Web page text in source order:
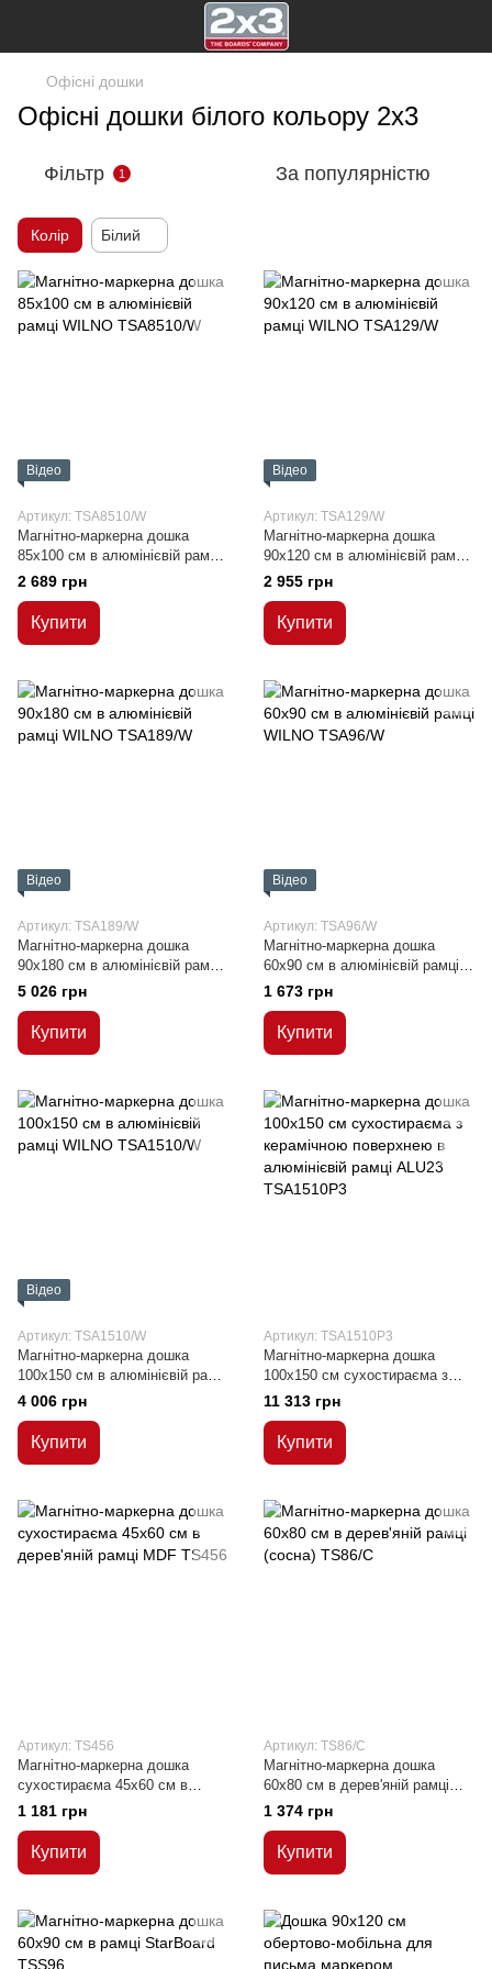
Офісні дошки
Офісні дошки білого кольору 2х3
Фільтр 1 За популярністю
Колір Білий
Відео
Артикул: TSA8510/W
Магнітно-маркерна дошка
85x100 см в алюмінієвій рамці
WILNO
2 689 грн
Купити
Відео
Артикул: TSA129/W
Магнітно-маркерна дошка
90x120 см в алюмінієвій рамці
WILNO
2 955 грн
Купити
Відео
Артикул: TSA189/W
Магнітно-маркерна дошка
90x180 см в алюмінієвій рамці
WILNO
5 026 грн
Купити
Відео
Артикул: TSA96/W
Магнітно-маркерна дошка
60x90 см в алюмінієвій рамці
WILNO
1 673 грн
Купити
Відео
Артикул: TSA1510/W
Магнітно-маркерна дошка
100x150 см в алюмінієвій рамці
WILNO
4 006 грн
Купити
Артикул: TSA1510P3
Магнітно-маркерна дошка
100x150 см сухостираєма з
керамічною поверхнею в
алюмінієвій рамці ALU23
11 313 грн
Купити
Артикул: TS456
Магнітно-маркерна дошка
сухостираєма 45x60 см в
дерев'яній рамці MDF
1 181 грн
Купити
Артикул: TS86/C
Магнітно-маркерна дошка
60x80 см в дерев'яній рамці
(сосна)
1 374 грн
Купити